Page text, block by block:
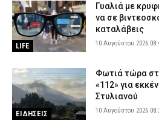
LIFE
Γυαλιά με
να σε
καταλάβεις
10 Αυγούστου 2026
ΕΙΔΗΣΕΙΣ
Φωτιά τώρα
«112» για
Στυλιανού
10 Αυγούστου 2026